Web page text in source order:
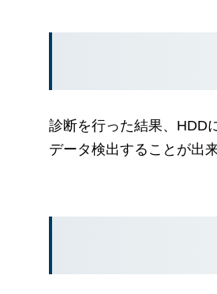
診断を行った結果、HDD
データ検出することが出